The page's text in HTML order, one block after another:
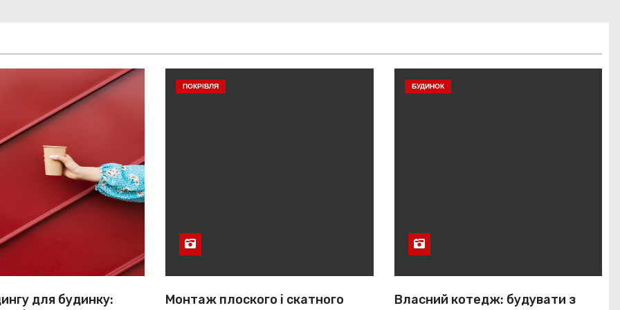
для будинку:
ПОКРІВЛЯ
Монтаж плоского і скатного
БУДИНОК
Власний котедж: будувати з